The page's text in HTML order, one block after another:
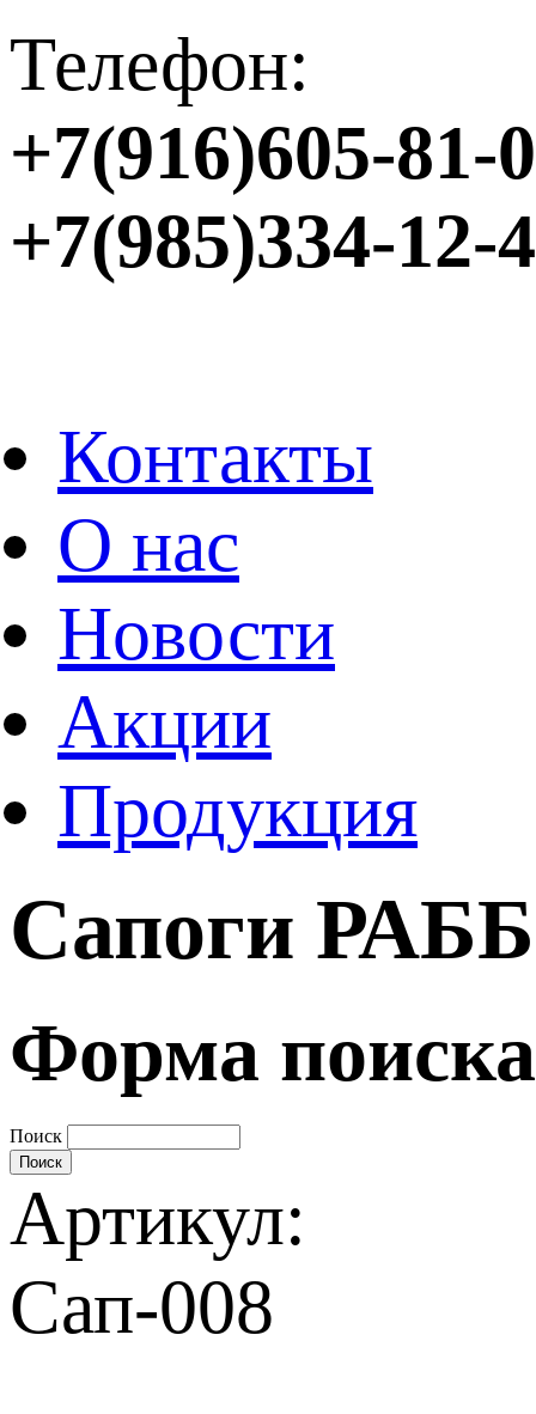
Телефон:
+7(916)605-81-
+7(985)334-12-
Контакты
О нас
Новости
Акции
Продукция
Сапоги
Форма поиска
Поиск
Артикул:
Сап-008